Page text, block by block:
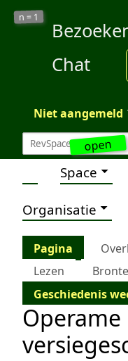
open
n = 1
Chat
Niet aangemeld
Space
Organisatie
Pagina
Lezen
Geschiedenis
Operame